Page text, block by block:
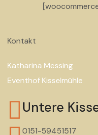
Kontakt
Katharina Messing
Eventhof Kisselmühle
Untere
0151-59451517